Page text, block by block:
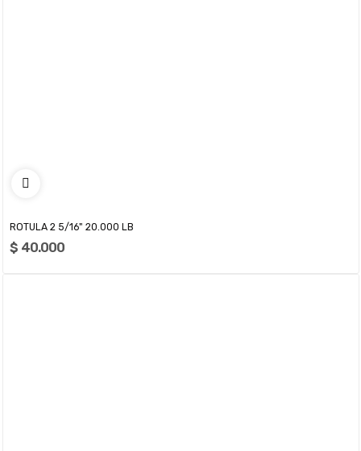
ROTULA 2 5/16" 20.000 LB
$ 40.000